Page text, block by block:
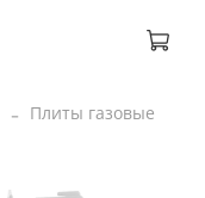
Плиты газовые